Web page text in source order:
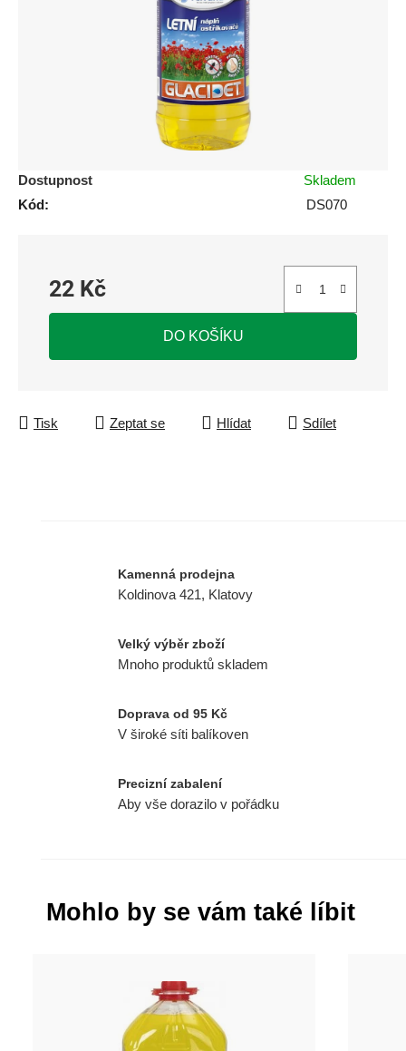
Dostupnost
Skladem
Kód:
DS070
22 Kč
Měrná cena:
DO KOŠÍKU
Tisk Zeptat se Hlídat Sdílet
Kamenná prodejna
Koldinova 421, Klatovy
Velký výběr zboží
Mnoho produktů skladem
Doprava od 95 Kč
V široké síti balíkoven
Precizní zabalení
Aby vše dorazilo v pořádku
Mohlo by se vám také líbit